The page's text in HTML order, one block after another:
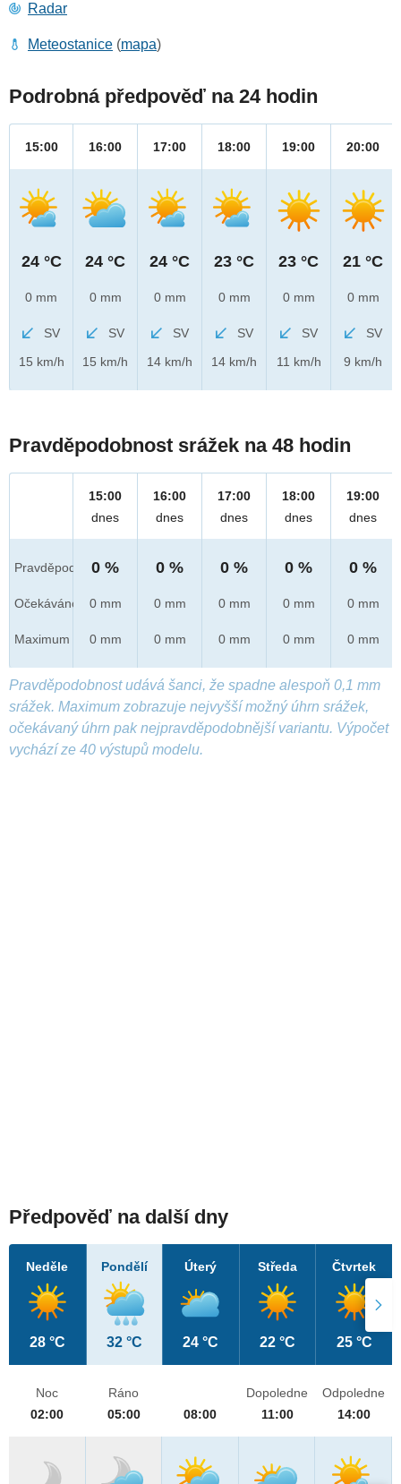
Radar
Meteostanice (mapa)
Podrobná předpověď na 24 hodin
15:00
24 °C
0 mm
SV
15 km/h
16:00
24 °C
0 mm
SV
15 km/h
17:00
24 °C
0 mm
SV
14 km/h
18:00
23 °C
0 mm
SV
14 km/h
19:00
23 °C
0 mm
SV
11 km/h
20:00
21 °C
0 mm
SV
9 km/h
Pravděpodobnost srážek na 48 hodin
Pravděpod.
Očekáváno
Maximum
15:00
dnes
0 %
0 mm
0 mm
16:00
dnes
0 %
0 mm
0 mm
17:00
dnes
0 %
0 mm
0 mm
18:00
dnes
0 %
0 mm
0 mm
19:00
dnes
0 %
0 mm
0 mm
Pravděpodobnost udává šanci, že spadne alespoň 0,1 mm
srážek. Maximum zobrazuje nejvyšší možný úhrn srážek,
očekávaný úhrn pak nejpravděpodobnější variantu. Výpočet
vychází ze 40 výstupů modelu.
Předpověď na další dny
Neděle
28 °C
Pondělí
32 °C
Úterý
24 °C
Středa
22 °C
Čtvrtek
25 °C
Noc
02:00
Ráno
05:00
08:00
Dopoledne
11:00
Odpoledne
14:00